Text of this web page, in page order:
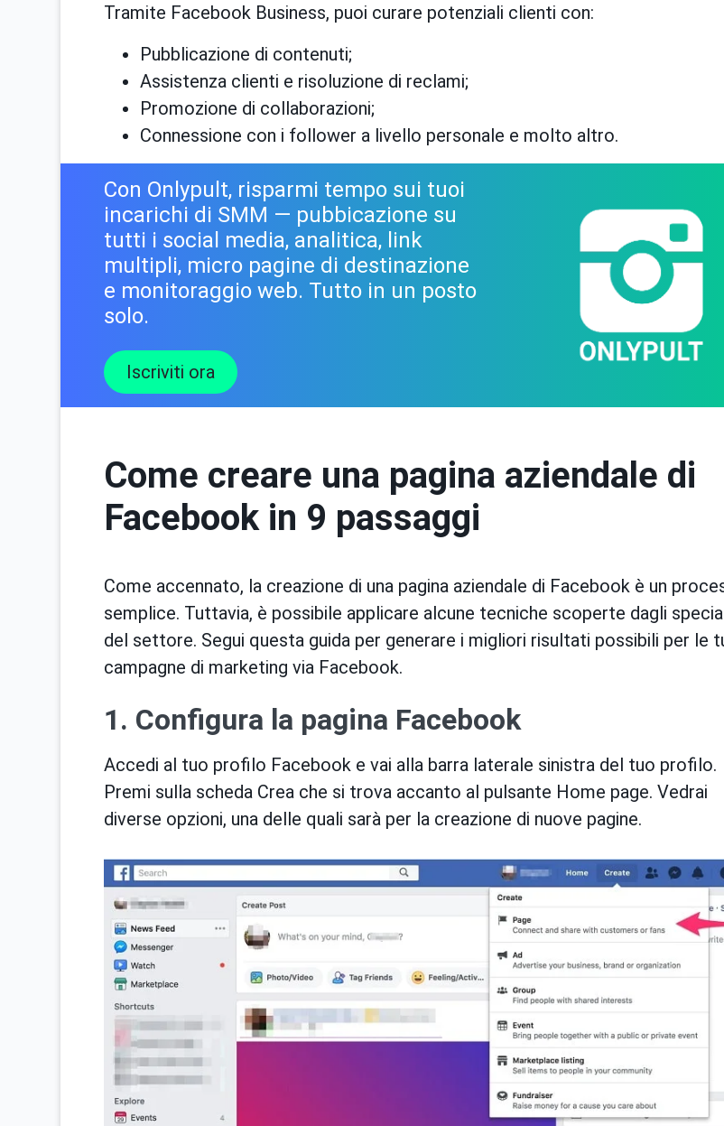
Tramite Facebook Business, puoi curare potenziali clienti con:
Pubblicazione di contenuti;
Assistenza clienti e risoluzione di reclami;
Promozione di collaborazioni;
Connessione con i follower a livello personale e molto altro.
Con Onlypult, risparmi tempo sui tuoi
incarichi di SMM — pubbicazione su
tutti i social media, analitica, link
multipli, micro pagine di destinazione
e monitoraggio web. Tutto in un posto
solo.
Iscriviti ora
Come creare una pagina aziendale di
Facebook in 9 passaggi
Come accennato, la creazione di una pagina aziendale di Facebook è un
semplice. Tuttavia, è possibile applicare alcune tecniche scoperte dagli
del settore. Segui questa guida per generare i migliori risultati possibili per le
campagne di marketing via Facebook.
1. Configura la pagina Facebook
Accedi al tuo profilo Facebook e vai alla barra laterale sinistra del tuo profilo.
Premi sulla scheda Crea che si trova accanto al pulsante Home page. Vedrai
diverse opzioni, una delle quali sarà per la creazione di nuove pagine.